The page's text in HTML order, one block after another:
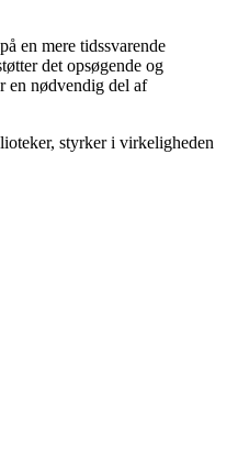
en mere tidssvarende
det opsøgende og
en nødvendig del af
styrker i virkeligheden